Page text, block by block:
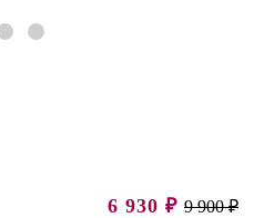
6 930 ₽ 9 900 ₽